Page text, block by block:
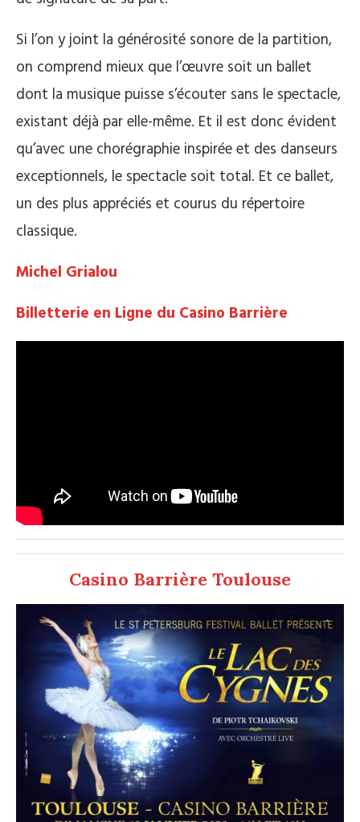
Si l’on y joint la générosité sonore de la partition,
on comprend mieux que l’œuvre soit un ballet
dont la musique puisse s’écouter sans le spectacle,
existant déjà par elle-même. Et il est donc évident
qu’avec une chorégraphie inspirée et des danseurs
exceptionnels, le spectacle soit total. Et ce ballet,
un des plus appréciés et courus du répertoire
classique.
Michel Grialou
Billetterie en Ligne du Casino Barrière
Casino Barrière Toulouse